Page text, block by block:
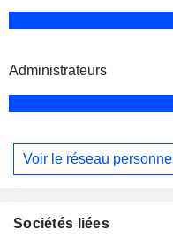
Administrateurs
Voir le réseau personnel
Sociétés liées